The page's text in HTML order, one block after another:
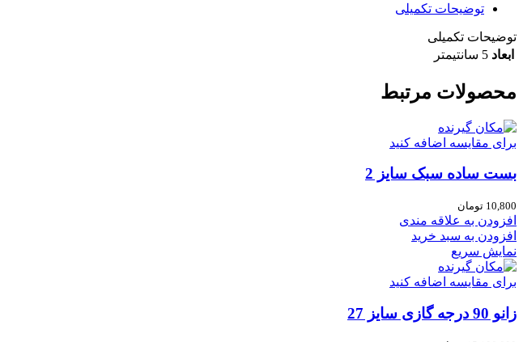
توضیحات تکمیلی
توضیحات تکمیلی
ابعاد 5 سانتیمتر
محصولات مرتبط
برای مقایسه اضافه کنید
بست ساده سبک سایز 2
10,800 تومان
افزودن به علاقه مندی
افزودن به سبد خرید
نمایش سریع
برای مقایسه اضافه کنید
زانو 90 درجه گازی سایز 27